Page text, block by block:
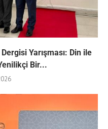
Yarışması: Din ile
Bir...